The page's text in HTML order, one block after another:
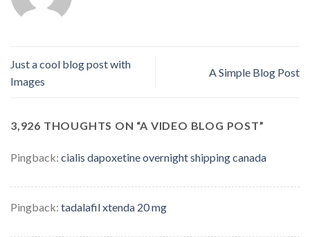
Just a cool blog post with
Images
A Simple Blog Post
3,926 THOUGHTS ON “A VIDEO BLOG POST”
Pingback: cialis dapoxetine overnight shipping canada
Pingback: tadalafil xtenda 20 mg